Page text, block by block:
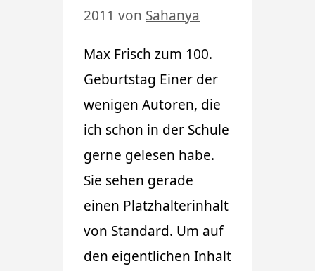
2011 von Sahanya
Max Frisch zum 100.
Geburtstag Einer der
wenigen Autoren, die
ich schon in der Schule
gerne gelesen habe.
Sie sehen gerade
einen Platzhalterinhalt
von Standard. Um auf
den eigentlichen Inhalt